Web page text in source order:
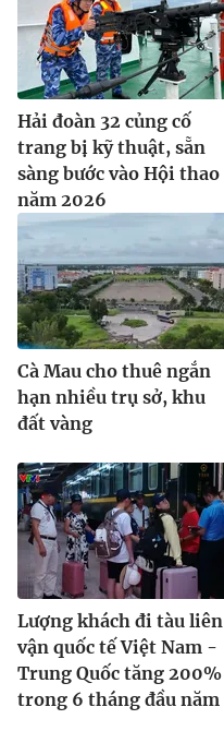
Hải đoàn 32 củng cố
trang bị kỹ thuật, sẵn
sàng bước vào Hội thao
năm 2026
Cà Mau cho thuê ngắn
hạn nhiều trụ sở, khu
đất vàng
Lượng khách đi tàu liên
vận quốc tế Việt Nam -
Trung Quốc tăng 200%
trong 6 tháng đầu năm